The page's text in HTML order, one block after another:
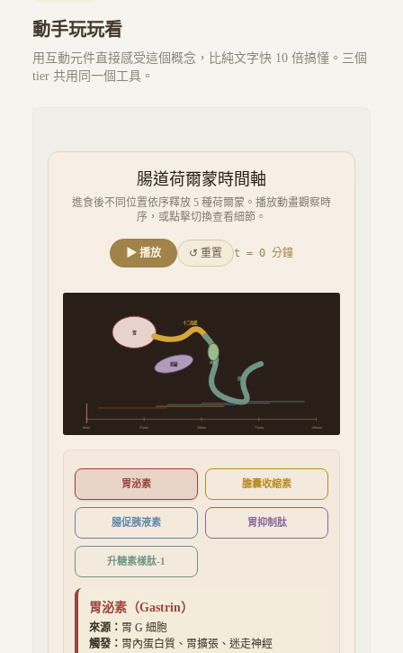
動手玩玩看
用互動元件直接感受這個概念，比純文字快 10 倍搞懂。三個
tier 共用同一個工具。
腸道荷爾蒙時間軸
進食後不同位置依序釋放 5 種荷爾蒙。播放動畫觀察時
序，或點擊切換查看細節。
▶ 播放 ↺ 重置 t = 0 分鐘
胃
十二指腸
迴腸
胰臟 膽囊
0min 25min 50min 75 min min
胃泌素 膽囊收縮素
腸促胰液素 胃抑制肽
升糖素樣肽-1
胃泌素 （Gastrin）
來源： 胃 G 細胞
觸發： 胃內蛋白質、胃擴張、迷走神經